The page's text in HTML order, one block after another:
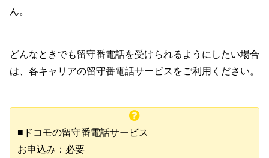
ん。
どんなときでも留守番電話を受けられるようにしたい場合
は、各キャリアの留守番電話サービスをご利用ください。
■ドコモの留守番電話サービス
お申込み：必要